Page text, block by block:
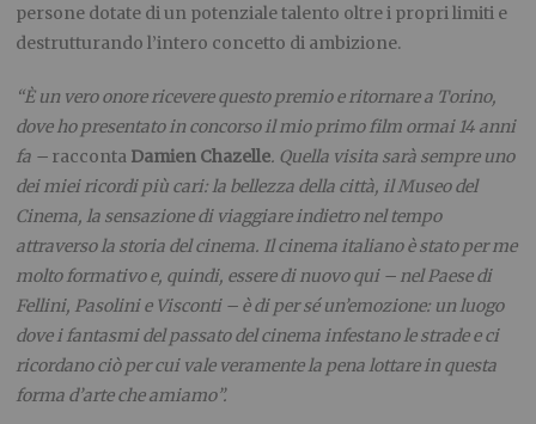
persone dotate di un potenziale talento oltre i propri limiti e
destrutturando l’intero concetto di ambizione.
“È un vero onore ricevere questo premio e ritornare a Torino,
dove ho presentato in concorso il mio primo film ormai 14 anni
fa – racconta Damien Chazelle. Quella visita sarà sempre uno
dei miei ricordi più cari: la bellezza della città, il Museo del
Cinema, la sensazione di viaggiare indietro nel tempo
attraverso la storia del cinema. Il cinema italiano è stato per me
molto formativo e, quindi, essere di nuovo qui – nel Paese di
Fellini, Pasolini e Visconti – è di per sé un’emozione: un luogo
dove i fantasmi del passato del cinema infestano le strade e ci
ricordano ciò per cui vale veramente la pena lottare in questa
forma d’arte che amiamo”.